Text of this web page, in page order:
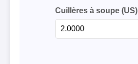
Cuillères à soupe (US)